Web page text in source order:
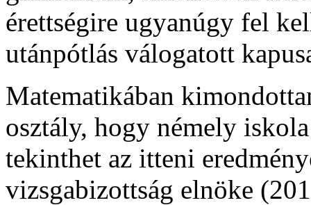
érettségire ugyanúgy fel
utánpótlás válogatott
Matematikában
osztály, hogy némely
tekinthet az itteni
vizsgabizottság elnöke